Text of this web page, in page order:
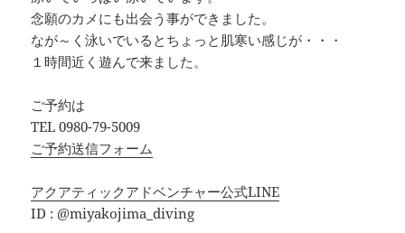
念願のカメにも出会う事ができました。
なが～く泳いでいるとちょっと肌寒い感じが・・・
１時間近く遊んで来ました。
ご予約は
TEL 0980-79-5009
ご予約送信フォーム
アクアティックアドベンチャー公式LINE
ID : @miyakojima_diving